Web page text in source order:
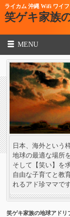
ライカム 沖縄 Wifi ワイ
笑ゲキ家族
MENU
日本、海外という
地球の最適な場所
そして【笑い】を
自由な子育てと教
れるアド珍ママで
笑ゲキ家族の地球アドリ